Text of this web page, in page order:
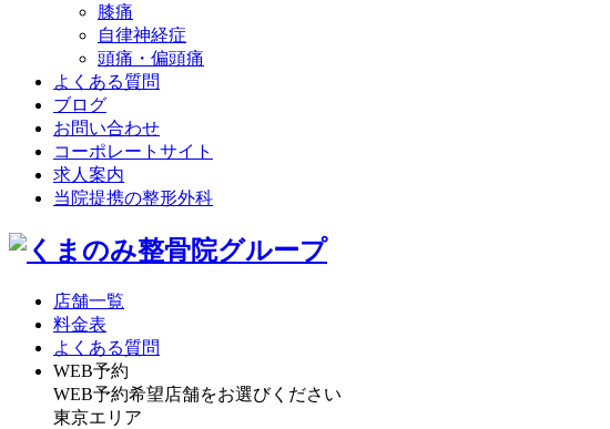
膝痛
自律神経症
頭痛・偏頭痛
よくある質問
ブログ
お問い合わせ
コーポレートサイト
求人案内
当院提携の整形外科
店舗一覧
料金表
よくある質問
WEB予約
WEB予約希望店舗をお選びください
東京エリア